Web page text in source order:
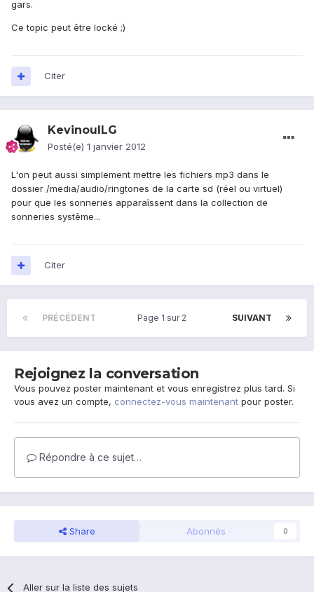
gars.
Ce topic peut être locké ;)
Citer
KevinouILG
Posté(e) 1 janvier 2012
L'on peut aussi simplement mettre les fichiers mp3 dans le
dossier /media/audio/ringtones de la carte sd (réel ou virtuel)
pour que les sonneries apparaîssent dans la collection de
sonneries systême...
Citer
PRÉCÉDENT SUIVANT
Page 1 sur 2
Rejoignez la conversation
Vous pouvez poster maintenant et vous enregistrez plus tard. Si
vous avez un compte, connectez-vous maintenant pour poster.
Répondre à ce sujet…
Share Abonnés 0
Aller sur la liste des sujets